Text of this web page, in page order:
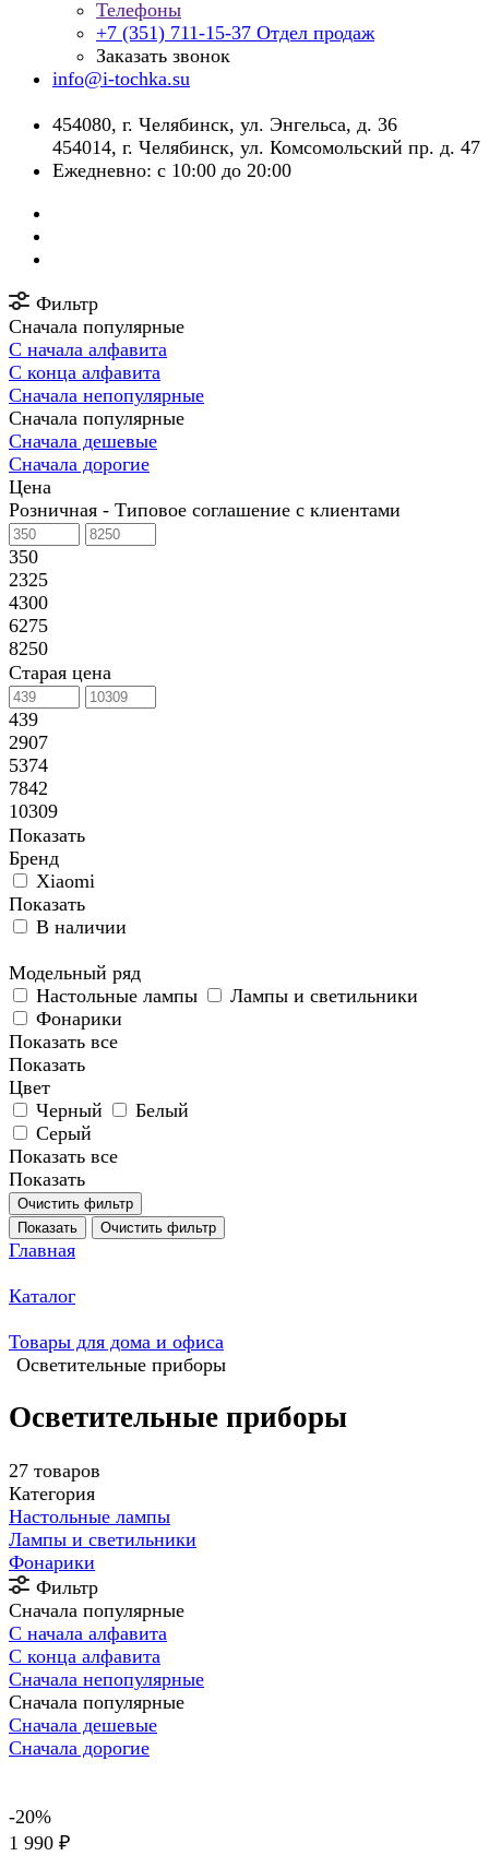
Телефоны
+7 (351) 711-15-37 Отдел продаж
Заказать звонок
info@i-tochka.su
​454080, г. Челябинск, ул. Энгельса, д. 36
454014, г. Челябинск, ул. Комсомольский пр. д. 47
Ежедневно: с 10:00 до 20:00
Фильтр
Сначала популярные
С начала алфавита
С конца алфавита
Сначала непопулярные
Сначала популярные
Сначала дешевые
Сначала дорогие
Цена
Розничная - Типовое соглашение с клиентами
350
2325
4300
6275
8250
Старая цена
439
2907
5374
7842
10309
Показать
Бренд
Xiaomi
Показать
В наличии
Модельный ряд
Настольные лампы
Лампы и светильники
Фонарики
Показать все
Показать
Цвет
Черный
Белый
Серый
Показать все
Показать
Очистить фильтр
Показать
Очистить фильтр
Главная
Каталог
Товары для дома и офиса
Осветительные приборы
Осветительные приборы
27 товаров
Категория
Настольные лампы
Лампы и светильники
Фонарики
Фильтр
Сначала популярные
С начала алфавита
С конца алфавита
Сначала непопулярные
Сначала популярные
Сначала дешевые
Сначала дорогие
-20%
1 990 ₽